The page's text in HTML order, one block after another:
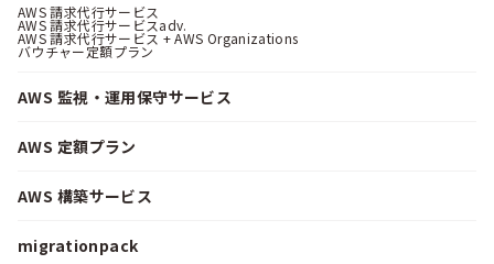
AWS 請求代行サービス
AWS 請求代行サービスadv.
AWS 請求代行サービス + AWS Organizations
バウチャー定額プラン
AWS 監視・運用保守サービス
AWS 定額プラン
AWS 構築サービス
migrationpack